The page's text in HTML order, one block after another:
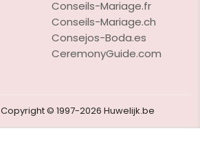
Conseils-Mariage.fr
Conseils-Mariage.ch
Consejos-Boda.es
CeremonyGuide.com
Copyright © 1997-2026 Huwelijk.be